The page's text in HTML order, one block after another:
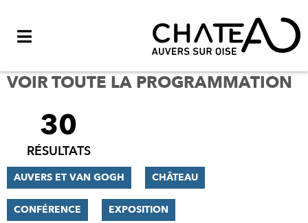
VOIR TOUTE LA PROGRAMMATION
FILTRER
RÉSULTATS
30
RÉSULTATS
AUVERS ET VAN GOGH CHÂTEAU
CONFÉRENCE EXPOSITION